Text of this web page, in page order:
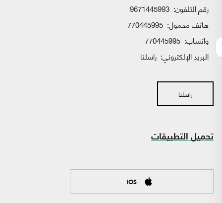
رقم التلفون: 9671445993
هاتف محمول: 770445995
واتساب:
البريد الإلكتروني: راسلنا
راسلنا
تحميل التطبيقات
IOS